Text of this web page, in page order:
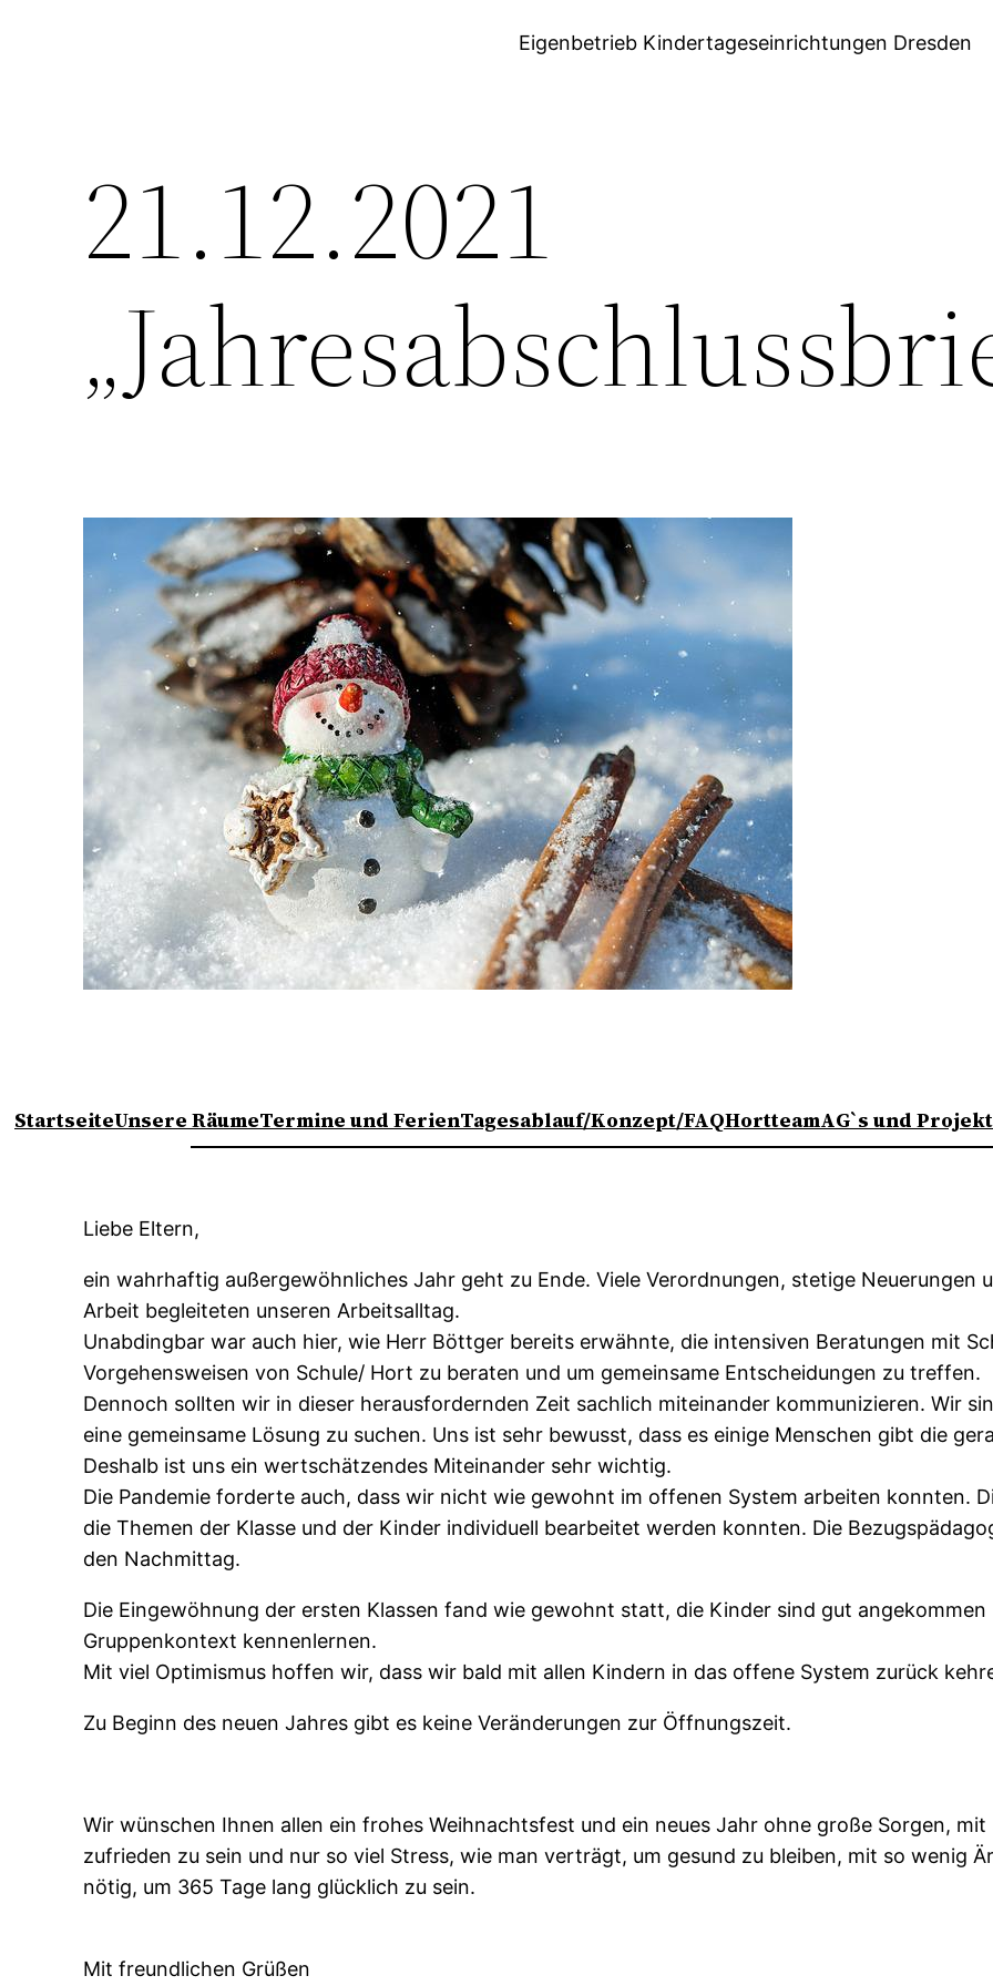
Eigenbetrieb Kindertageseinrichtungen Dresden
21.12.2021
StartseiteUnsere RäumeTermine und FerienTagesablauf/Konzept/FAQHortteamAG`s und
Liebe Eltern,
ein wahrhaftig außergewöhnliches Jahr geht zu Ende. Viele Verordnungen, stetige Neuerungen
Arbeit begleiteten unseren Arbeitsalltag.
Unabdingbar war auch hier, wie Herr Böttger bereits erwähnte, die intensiven Beratungen mit
Vorgehensweisen von Schule/ Hort zu beraten und um gemeinsame Entscheidungen zu treffen.
Dennoch sollten wir in dieser herausfordernden Zeit sachlich miteinander kommunizieren. Wir
eine gemeinsame Lösung zu suchen. Uns ist sehr bewusst, dass es einige Menschen gibt die
Deshalb ist uns ein wertschätzendes Miteinander sehr wichtig.
Die Pandemie forderte auch, dass wir nicht wie gewohnt im offenen System arbeiten konnten.
die Themen der Klasse und der Kinder individuell bearbeitet werden konnten. Die
den Nachmittag.
Die Eingewöhnung der ersten Klassen fand wie gewohnt statt, die Kinder sind gut
Gruppenkontext kennenlernen.
Mit viel Optimismus hoffen wir, dass wir bald mit allen Kindern in das offene System zurück
Zu Beginn des neuen Jahres gibt es keine Veränderungen zur Öffnungszeit.
Wir wünschen Ihnen allen ein frohes Weihnachtsfest und ein neues Jahr ohne große Sorgen,
zufrieden zu sein und nur so viel Stress, wie man verträgt, um gesund zu bleiben, mit so wenig
nötig, um 365 Tage lang glücklich zu sein.
Mit freundlichen Grüßen